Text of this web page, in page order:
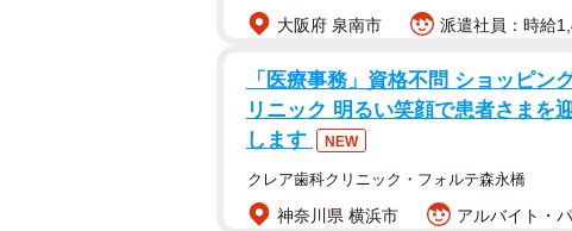
大阪府 泉南市 派遣社員：時給
「医療事務」資格不問 ショッピン
リニック 明るい笑顔で患者さまを
します
NEW
クレア歯科クリニック・フォルテ森永橋
神奈川県 横浜市 アルバイト・